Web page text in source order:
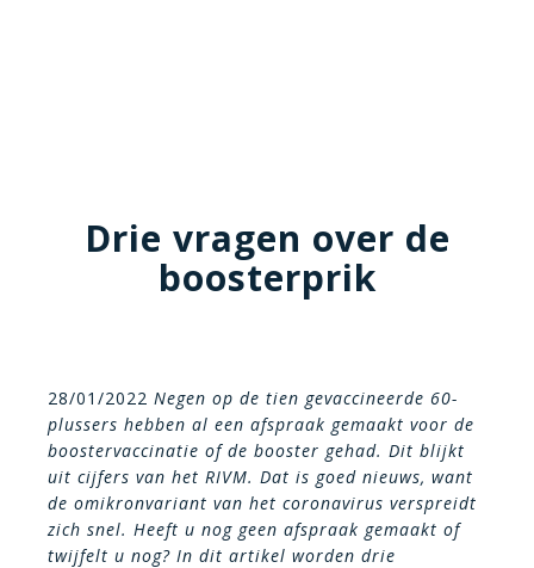
Drie vragen over de
boosterprik
28/01/2022 Negen op de tien gevaccineerde 60-
plussers hebben al een afspraak gemaakt voor de
boostervaccinatie of de booster gehad. Dit blijkt
uit cijfers van het RIVM. Dat is goed nieuws, want
de omikronvariant van het coronavirus verspreidt
zich snel. Heeft u nog geen afspraak gemaakt of
twijfelt u nog? In dit artikel worden drie